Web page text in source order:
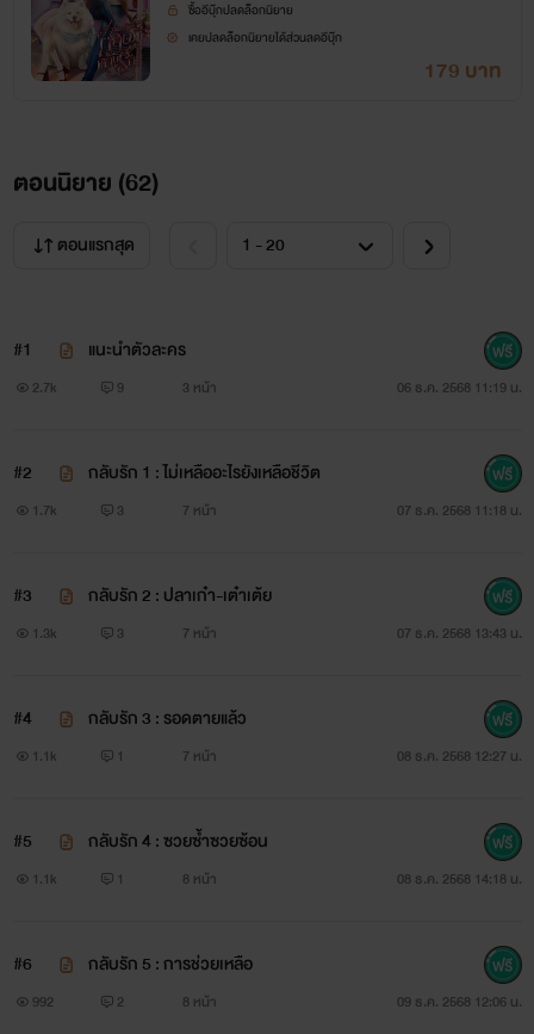
ซื้ออีบุ๊กปลดล็อกนิยาย
เคยปลดล็อกนิยายได้ส่วนลดอีบุ๊ก
179 บาท
ตอนนิยาย (62)
ตอนแรกสุด
#1 แนะนำตัวละคร
2.7k 9 3 หน้า 06 ธ.ค. 2568 11:19 น.
#2 กลับรัก 1 : ไม่เหลืออะไรยังเหลือชีวิต
1.7k 3 7 หน้า 07 ธ.ค. 2568 11:18 น.
#3 กลับรัก 2 : ปลาเก๋า-เต๋าเต้ย
1.3k 3 7 หน้า 07 ธ.ค. 2568 13:43 น.
#4 กลับรัก 3 : รอดตายแล้ว
1.1k 1 7 หน้า 08 ธ.ค. 2568 12:27 น.
#5 กลับรัก 4 : ซวยซ้ำซวยซ้อน
1.1k 1 8 หน้า 08 ธ.ค. 2568 14:18 น.
#6 กลับรัก 5 : การช่วยเหลือ
992 2 8 หน้า 09 ธ.ค. 2568 12:06 น.